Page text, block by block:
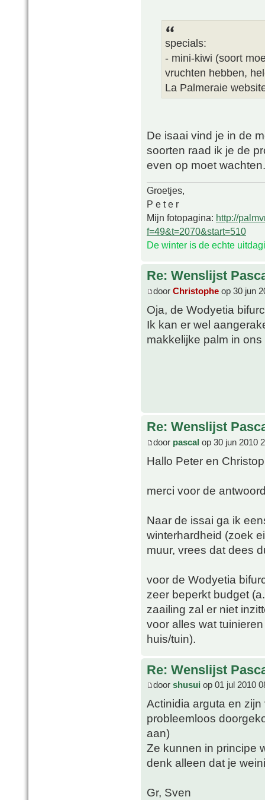
specials:
- mini-kiwi (soort
vruchten hebben,
La Palmeraie
De isaai vind je in de
soorten raad ik je de
even op moet wachten.
Groetjes,
P e t e r
Mijn fotopagina: http://
f=49&t=2070&start=510
De winter is de echte
Re: Wenslijst
door Christophe op 30 jun
Oja, de Wodyetia
Ik kan er wel
makkelijke palm in
Re: Wenslijst
door pascal op 30 jun 2010
Hallo Peter en
merci voor de
Naar de issai ga ik
winterhardheid (zoek
muur, vrees dat dees
voor de Wodyetia
zeer beperkt budget
zaailing zal er niet
voor alles wat
huis/tuin).
Re: Wenslijst
door shusui op 01 jul 2010
Actinidia arguta en
probleemloos
aan)
Ze kunnen in principe
denk alleen dat je
Gr, Sven